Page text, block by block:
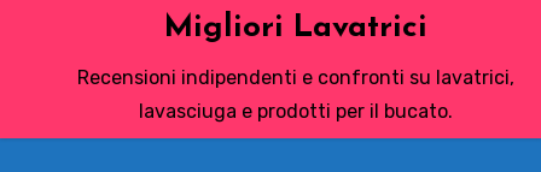
Migliori Lavatrici
Recensioni indipendenti e confronti su lavatrici,
lavasciuga e prodotti per il bucato.